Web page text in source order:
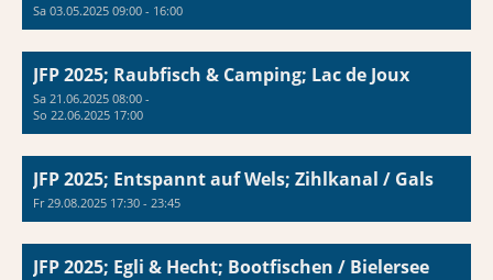
Sa 03.05.2025 09:00 - 16:00
JFP 2025; Raubfisch & Camping; Lac de Joux
Sa 21.06.2025 08:00 -
So 22.06.2025 17:00
JFP 2025; Entspannt auf Wels; Zihlkanal / Gals
Fr 29.08.2025 17:30 - 23:45
JFP 2025; Egli & Hecht; Bootfischen / Bielersee